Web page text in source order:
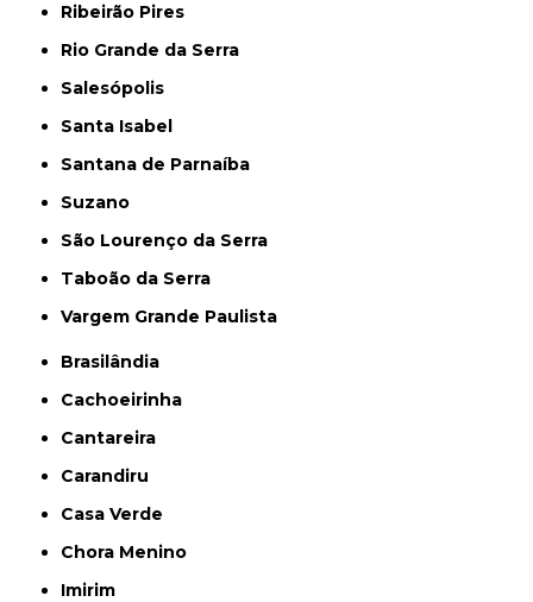
Ribeirão Pires
Rio Grande da Serra
Salesópolis
Santa Isabel
Santana de Parnaíba
Suzano
São Lourenço da Serra
Taboão da Serra
Vargem Grande Paulista
Brasilândia
Cachoeirinha
Cantareira
Carandiru
Casa Verde
Chora Menino
Imirim